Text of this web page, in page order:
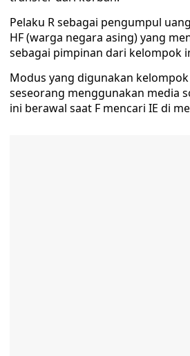
Pelaku R sebagai pengumpul
HF (warga negara asing) yang
sebagai pimpinan dari kelompok
Modus yang digunakan
seseorang menggunakan media
ini berawal saat F mencari IE di